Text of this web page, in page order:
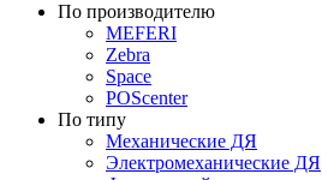
По производителю
MEFERI
Zebra
Space
POScenter
По типу
Механические ДЯ
Электромеханические ДЯ